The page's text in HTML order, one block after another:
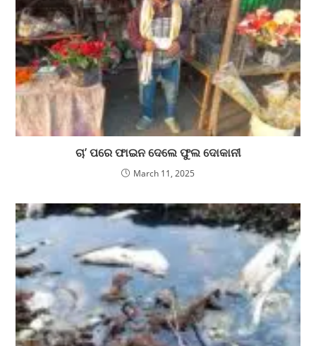
ଚା’ ପରେ ଫାଇନ ଦେଲେ ଫୁଲ ଦୋକାନୀ
March 11, 2025